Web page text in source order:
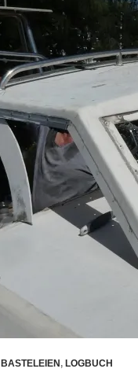
BASTELEIEN , LOGBUCH